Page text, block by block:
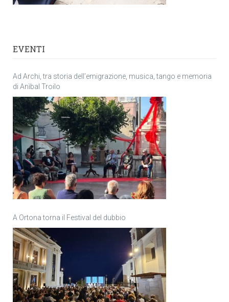
EVENTI
Ad Archi, tra storia dell’emigrazione, musica, tango e memoria
di Anìbal Troilo
A Ortona torna il Festival del dubbio